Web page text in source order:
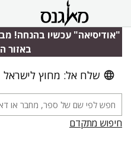
"אודיסיאה" עכשיו בהנחה!
באזור
שלח אל: מחוץ לישראל
חיפוש מתקדם